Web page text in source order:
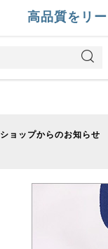
高品質をリー
ショップからのお知らせ